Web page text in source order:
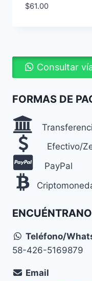
$61.00
Consultar
FORMAS DE
Efectivo/
PayPal
Teléfono/
58-426-5169879
Email